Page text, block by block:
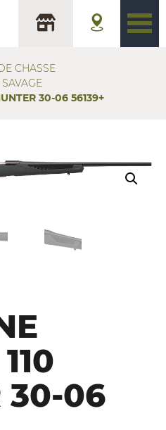
CHASSE
SAVAGE
30-06 56139+
30-06